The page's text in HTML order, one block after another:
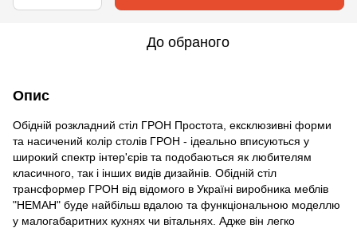
До обраного
Опис
Обідній розкладний стіл ГРОН Простота, ексклюзивні форми
та насичений колір столів ГРОН - ідеально вписуються у
широкий спектр інтер'єрів та подобаються як любителям
класичного, так і інших видів дизайнів. Обідній стіл
трансформер ГРОН від відомого в Україні виробника меблів
"НЕМАН" буде найбільш вдалою та функціональною моделлю
у малогабаритних кухнях чи вітальнях. Адже він легко